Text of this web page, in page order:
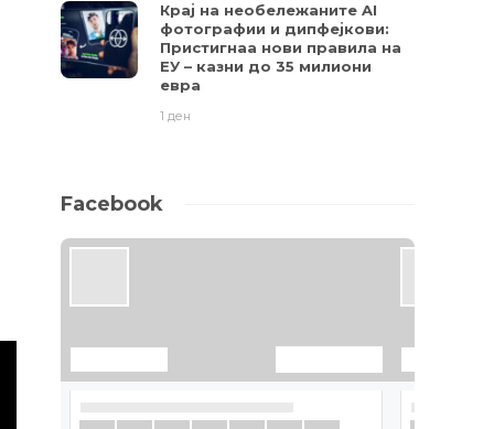
Крај на необележаните AI
фотографии и дипфејкови:
Пристигнаа нови правила на
ЕУ – казни до 35 милиони
евра
1 ден
Facebook